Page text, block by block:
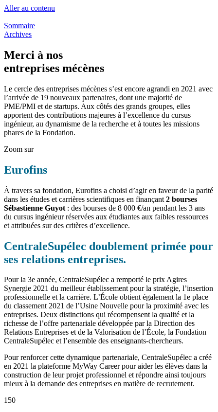
Aller au contenu
Sommaire
Archives
Merci à nos
entreprises mécènes
Le cercle des entreprises mécènes s’est encore agrandi en 2021 avec
l’arrivée de 19 nouveaux partenaires, dont une majorité de
PME/PMI et de startups. Aux côtés des grands groupes, elles
apportent des contributions majeures à l’excellence du cursus
ingénieur, au dynamisme de la recherche et à toutes les missions
phares de la Fondation.
Zoom sur
Eurofins
À travers sa fondation, Eurofins a choisi d’agir en faveur de la parité
dans les études et carrières scientifiques en finançant 2 bourses
Sébastienne Guyot : des bourses de 8 000 €/an pendant les 3 ans
du cursus ingénieur réservées aux étudiantes aux faibles ressources
et attribuées sur des critères d’excellence.
CentraleSupélec doublement primée pour
ses relations entreprises.
Pour la 3e année, CentraleSupélec a remporté le prix Agires
Synergie 2021 du meilleur établissement pour la stratégie, l’insertion
professionnelle et la carrière. L’École obtient également la 1e place
du classement 2021 de l’Usine Nouvelle pour la proximité avec les
entreprises. Deux distinctions qui récompensent la qualité et la
richesse de l’offre partenariale développée par la Direction des
Relations Entreprises et de la Valorisation de l’École, la Fondation
CentraleSupélec et l’ensemble des enseignants-chercheurs.
Pour renforcer cette dynamique partenariale, CentraleSupélec a créé
en 2021 la plateforme MyWay Career pour aider les élèves dans la
construction de leur projet professionnel et répondre ainsi toujours
mieux à la demande des entreprises en matière de recrutement.
150